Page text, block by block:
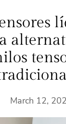
March 12,